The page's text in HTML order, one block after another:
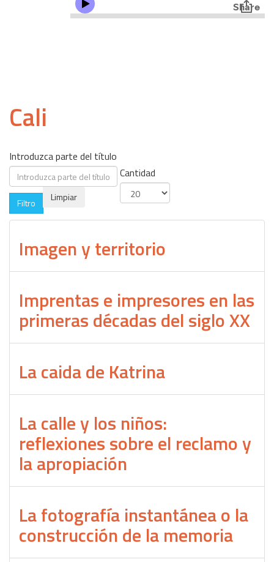
Cali
Introduzca parte del título
Filtro Limpiar
Cantidad
Imagen y territorio
Imprentas e impresores en las
primeras décadas del siglo XX
La caida de Katrina
La calle y los niños:
reflexiones sobre el reclamo y
la apropiación
La fotografía instantánea o la
construcción de la memoria